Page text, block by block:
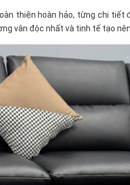
thiện hoàn hảo, từng chi
vân độc nhất và tinh tế tạo